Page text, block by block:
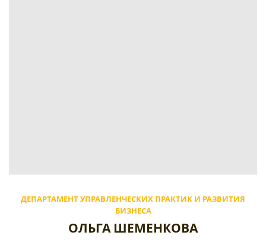
ДЕПАРТАМЕНТ УПРАВЛЕНЧЕСКИХ ПРАКТИК И РАЗВИТИЯ
БИЗНЕСА
ОЛЬГА ШЕМЕНКОВА